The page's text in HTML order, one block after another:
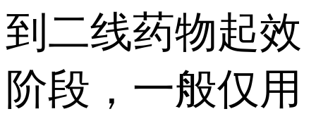
到二线药物起效
阶段，一般仅用